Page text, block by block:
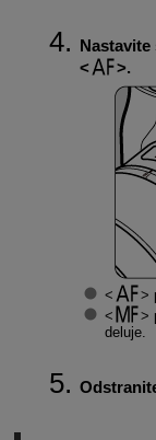
.
deluje.